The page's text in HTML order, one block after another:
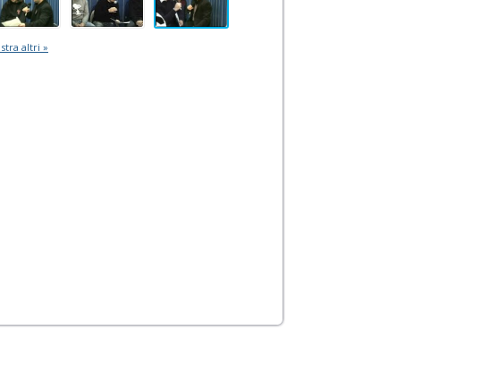
altri »